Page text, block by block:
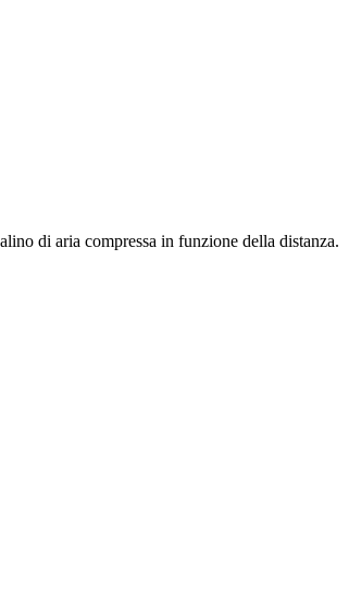
di aria compressa in funzione della distanza.